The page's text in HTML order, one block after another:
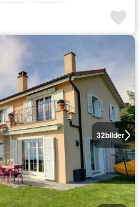
32bilder